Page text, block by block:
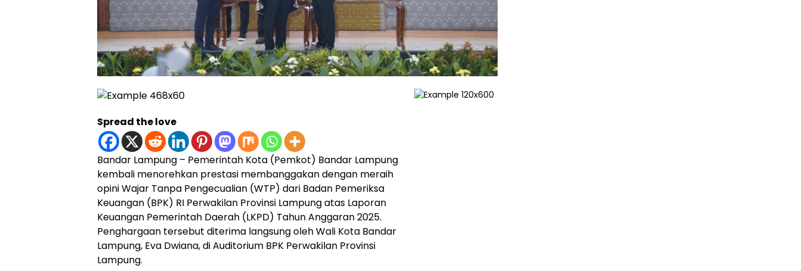
Spread the love
Bandar Lampung – Pemerintah Kota (Pemkot) Bandar Lampung
kembali menorehkan prestasi membanggakan dengan meraih
opini Wajar Tanpa Pengecualian (WTP) dari Badan Pemeriksa
Keuangan (BPK) RI Perwakilan Provinsi Lampung atas Laporan
Keuangan Pemerintah Daerah (LKPD) Tahun Anggaran 2025.
Penghargaan tersebut diterima langsung oleh Wali Kota Bandar
Lampung, Eva Dwiana, di Auditorium BPK Perwakilan Provinsi
Lampung.